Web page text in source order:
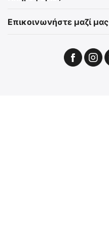
Επικοινωνήστε μαζί μας